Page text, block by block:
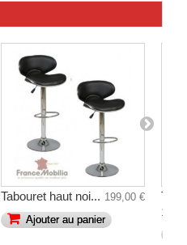
Tabouret haut noi... 199,00 €
Ajouter au panier